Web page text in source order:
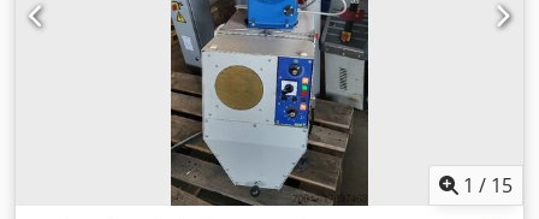
1 / 15